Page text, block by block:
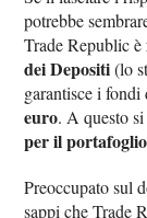
potrebbe
Trade Republic è
dei Depositi(lo
garantisce i
euro. A questo
per il
Preoccupato sul
sappi che Trade